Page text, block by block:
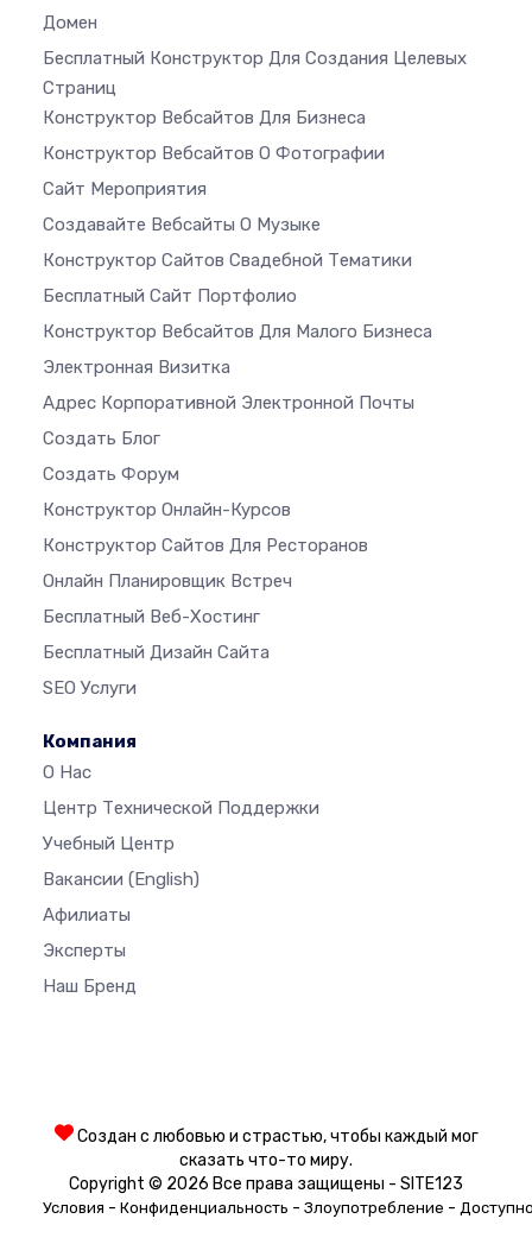
Домен
Бесплатный Конструктор Для Создания Целевых
Страниц
Конструктор Вебсайтов Для Бизнеса
Конструктор Вебсайтов О Фотографии
Сайт Мероприятия
Создавайте Вебсайты О Музыке
Конструктор Сайтов Свадебной Тематики
Бесплатный Сайт Портфолио
Конструктор Вебсайтов Для Малого Бизнеса
Электронная Визитка
Адрес Корпоративной Электронной Почты
Создать Блог
Создать Форум
Конструктор Онлайн-Курсов
Конструктор Сайтов Для Ресторанов
Онлайн Планировщик Встреч
Бесплатный Веб-Хостинг
Бесплатный Дизайн Сайта
SEO Услуги
Компания
О Нас
Центр Технической Поддержки
Учебный Центр
Вакансии (English)
Афилиаты
Эксперты
Наш Бренд
Создан с любовью и страстью, чтобы каждый мог
сказать что-то миру.
Copyright © 2026 Все права защищены - SITE123
Условия - Конфиденциальность - Злоупотребление -